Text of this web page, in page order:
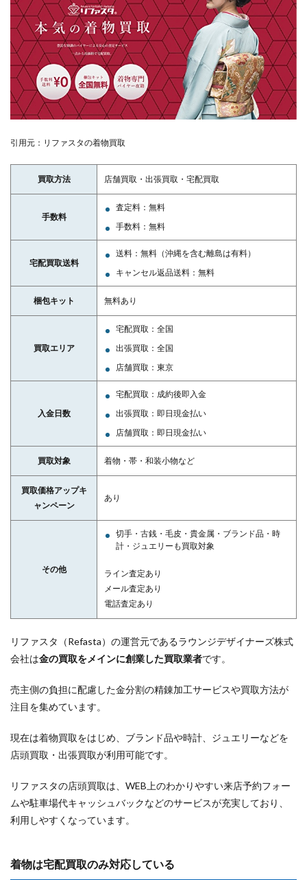
引用元：リファスタの着物買取
買取方法 店舗買取・出張買取・宅配買取
手数料
査定料：無料
手数料：無料
宅配買取送料
送料：無料（沖縄を含む離島は有料）
キャンセル返品送料：無料
梱包キット 無料あり
買取エリア
宅配買取：全国
出張買取：全国
店舗買取：東京
入金日数
宅配買取：成約後即入金
出張買取：即日現金払い
店舗買取：即日現金払い
買取対象 着物・帯・和装小物など
買取価格アップキ
ャンペーン
あり
その他
切手・古銭・毛皮・貴金属・ブランド品・時
計・ジュエリーも買取対象
ライン査定あり
メール査定あり
電話査定あり
リファスタ（Refasta）の運営元であるラウンジデザイナーズ株式
会社は金の買取をメインに創業した買取業者です。
売主側の負担に配慮した金分割の精錬加工サービスや買取方法が
注目を集めています。
現在は着物買取をはじめ、ブランド品や時計、ジュエリーなどを
店頭買取・出張買取が利用可能です。
リファスタの店頭買取は、WEB上のわかりやすい来店予約フォー
ムや駐車場代キャッシュバックなどのサービスが充実しており、
利用しやすくなっています。
着物は宅配買取のみ対応している